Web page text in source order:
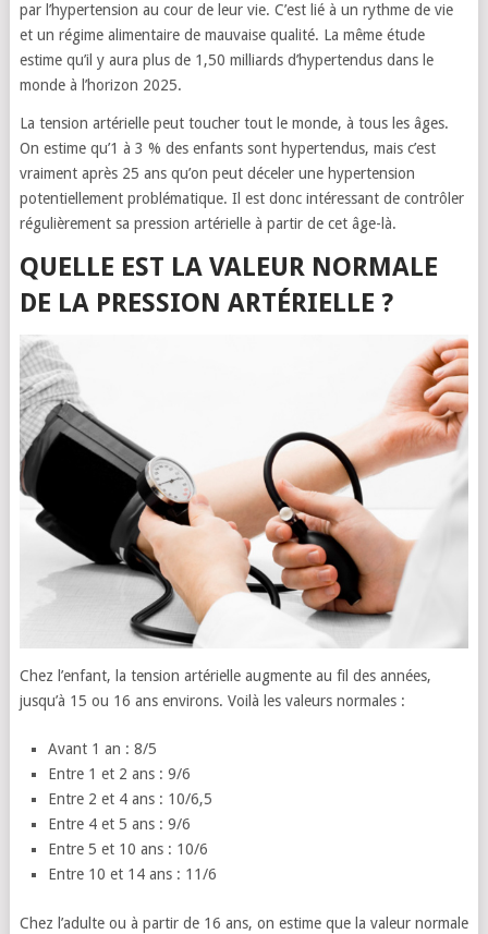
par l’hypertension au cour de leur vie. C’est lié à un rythme de vie
et un régime alimentaire de mauvaise qualité. La même étude
estime qu’il y aura plus de 1,50 milliards d’hypertendus dans le
monde à l’horizon 2025.
La tension artérielle peut toucher tout le monde, à tous les âges.
On estime qu’1 à 3 % des enfants sont hypertendus, mais c’est
vraiment après 25 ans qu’on peut déceler une hypertension
potentiellement problématique. Il est donc intéressant de contrôler
régulièrement sa pression artérielle à partir de cet âge-là.
QUELLE EST LA VALEUR NORMALE
DE LA PRESSION ARTÉRIELLE ?
Chez l’enfant, la tension artérielle augmente au fil des années,
jusqu’à 15 ou 16 ans environs. Voilà les valeurs normales :
Avant 1 an : 8/5
Entre 1 et 2 ans : 9/6
Entre 2 et 4 ans : 10/6,5
Entre 4 et 5 ans : 9/6
Entre 5 et 10 ans : 10/6
Entre 10 et 14 ans : 11/6
Chez l’adulte ou à partir de 16 ans, on estime que la valeur normale